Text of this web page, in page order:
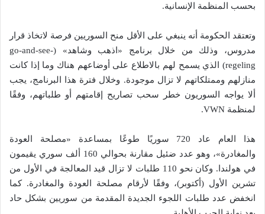
بحسب المنظمة الإنسانية.
وتعتقد الحكومة أنه ينبغي على الأقل منح السوريين فرصة لاتخاذ قرار
مدروس، وذلك من خلال برنامج «اذهب وشاهد» (go-and-see-
regeling) الذي يسمح لهم بالاطلاع على أوضاعهم هناك وما إذا كانت
منازلهم وممتلكاتهم لا تزال موجودة. وخلال فترة هذا البرنامج، يجب
ألا يواجه السوريون خطر سحب تصاريح إقامتهم أو طلباتهم، وفقًا
لمنظمة VWN.
هذا العام عاد 720 سوريًا طوعًا بمساعدة «مصلحة العودة
والمغادرة»، وهو عدد ضئيل مقارنة بحوالي 160 ألف سوري يقيمون
في هولندا. وكان نحو 110 طلبات لا تزال قيد المعالجة في الأول من
تشرين الأول (أكتوبر)، وفقًا لأرقام مصلحة العودة والمغادرة. كما
انخفض عدد طلبات اللجوء الجديدة المقدمة من سوريين بشكل حاد